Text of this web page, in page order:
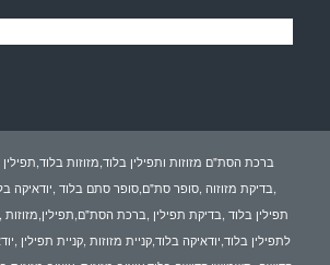
ברכת הסת"ם מזוזות ותפילין בלוד,מזוזות
,בדיקת מזוזוה ,סופר סת"ם,סופר סתם בלוד ,יודאיקה
תפילין בלוד ,בדיקת תפילין ,ברכת הסת"ם,תפילין,מזוזות
לתפילין בלוד,יודאיקה בלוד,קניית מזוזות ,קניית תפילין